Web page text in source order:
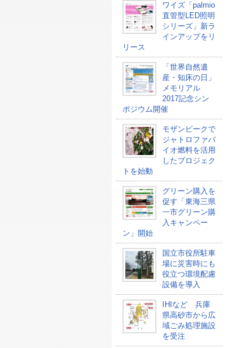
ワイズ「palmio
直管型LED照明
シリーズ」新ラ
インアップをリ
リース
「世界自然遺
産・知床の日」
メモリアル
2017記念シン
ポジウム開催
モザンビークで
ジャトロファバ
イオ燃料を活用
したプロジェク
トを始動
グリーン購入を
促す「東海三県
一市グリーン購
入キャンペー
ン」開始
国立市役所駐車
場に災害時にも
役立つ環境配慮
設備を導入
IHIなど 兵庫
県高砂市から広
域ごみ処理施設
を受注